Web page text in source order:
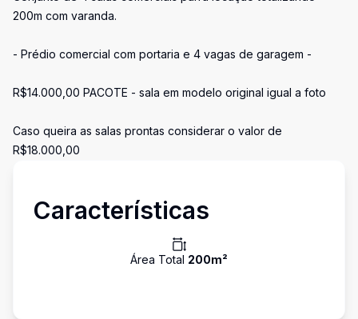
200m com varanda.
- Prédio comercial com portaria e 4 vagas de garagem -
R$14.000,00 PACOTE - sala em modelo original igual a foto
Caso queira as salas prontas considerar o valor de
R$18.000,00
Características
Área Total 200m²